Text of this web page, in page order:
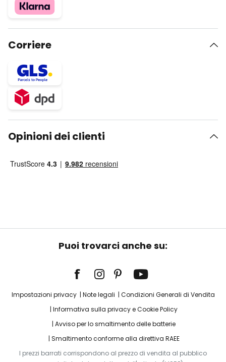
Corriere
Opinioni dei clienti
Puoi trovarci anche su:
Impostazioni privacy Note legali
Condizioni Generali di Vendita
Informativa sulla privacy e Cookie Policy
Avviso per lo smaltimento delle batterie
Smaltimento conforme alla direttiva RAEE
I prezzi barrati corrispondono al prezzo di vendita al pubblico